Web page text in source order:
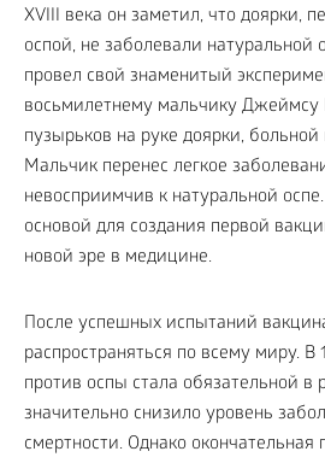
XVIII века он заметил, что доярки,
оспой, не заболевали натуральной
провел свой знаменитый
восьмилетнему мальчику Джеймсу
пузырьков на руке доярки, больной
Мальчик перенес легкое
невосприимчив к натуральной
основой для создания первой
новой эре в медицине.
После успешных испытаний
распространяться по всему миру. В
против оспы стала обязательной в
значительно снизило уровень
смертности. Однако